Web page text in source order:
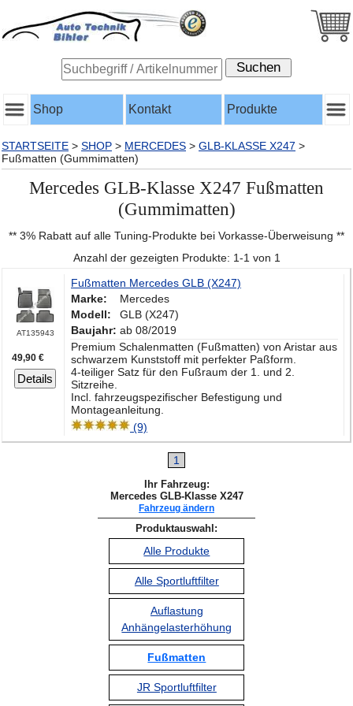
Shop Kontakt Produkte
STARTSEITE > SHOP > MERCEDES > GLB-KLASSE X247 >
Fußmatten (Gummimatten)
Mercedes GLB-Klasse X247 Fußmatten
(Gummimatten)
** 3% Rabatt auf alle Tuning-Produkte bei Vorkasse-Überweisung **
Anzahl der gezeigten Produkte: 1-1 von 1
AT135943
49,90 €
Details
Fußmatten Mercedes GLB (X247)
Marke:
Mercedes
Modell:
GLB (X247)
Baujahr: ab 08/2019
Premium Schalenmatten (Fußmatten) von Aristar aus
schwarzem Kunststoff mit perfekter Paßform.
4-teiliger Satz für den Fußraum der 1. und 2.
Sitzreihe.
Incl. fahrzeugspezifischer Befestigung und
Montageanleitung.
(9)
1
Ihr Fahrzeug:
Mercedes GLB-Klasse X247
Fahrzeug ändern
Produktauswahl:
Alle Produkte
Alle Sportluftfilter
Auflastung
Anhängelasterhöhung
Fußmatten
JR Sportluftfilter